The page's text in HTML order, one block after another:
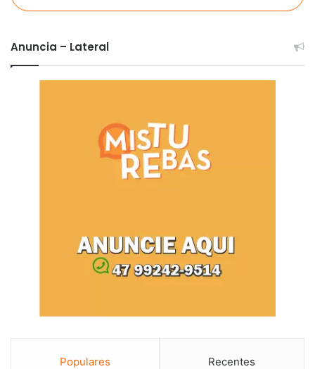
Anuncia – Lateral
Populares Recentes